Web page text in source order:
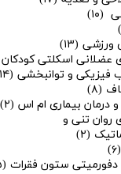
(۱۰)
ورزشی (۱۳)
عضلانی اسکلتی کودکان
و توانبخشی (۱۴)
(۸)
درمان بیماری ام اس (۲)
روان تنی و
(۲)
(۶)
دفورمیتی ستون فقرات (۵)